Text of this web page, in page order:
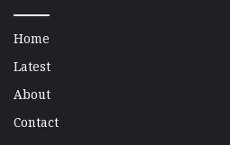
Home
Latest
About
Contact